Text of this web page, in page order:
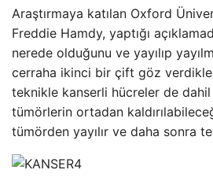
Araştırmaya katılan Oxford
Freddie Hamdy, yaptığı
nerede olduğunu ve yayılıp
cerraha ikinci bir çift göz
teknikle kanserli hücreler de
tümörlerin ortadan
tümörden yayılır ve daha sonra